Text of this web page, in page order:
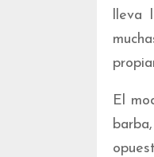
lleva
El